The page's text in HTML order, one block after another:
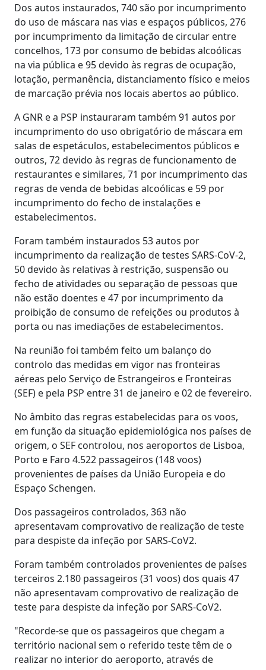
Dos autos instaurados, 740 são por incumprimento
do uso de máscara nas vias e espaços públicos, 276
por incumprimento da limitação de circular entre
concelhos, 173 por consumo de bebidas alcoólicas
na via pública e 95 devido às regras de ocupação,
lotação, permanência, distanciamento físico e meios
de marcação prévia nos locais abertos ao público.
A GNR e a PSP instauraram também 91 autos por
incumprimento do uso obrigatório de máscara em
salas de espetáculos, estabelecimentos públicos e
outros, 72 devido às regras de funcionamento de
restaurantes e similares, 71 por incumprimento das
regras de venda de bebidas alcoólicas e 59 por
incumprimento do fecho de instalações e
estabelecimentos.
Foram também instaurados 53 autos por
incumprimento da realização de testes SARS-CoV-2,
50 devido às relativas à restrição, suspensão ou
fecho de atividades ou separação de pessoas que
não estão doentes e 47 por incumprimento da
proibição de consumo de refeições ou produtos à
porta ou nas imediações de estabelecimentos.
Na reunião foi também feito um balanço do
controlo das medidas em vigor nas fronteiras
aéreas pelo Serviço de Estrangeiros e Fronteiras
(SEF) e pela PSP entre 31 de janeiro e 02 de fevereiro.
No âmbito das regras estabelecidas para os voos,
em função da situação epidemiológica nos países de
origem, o SEF controlou, nos aeroportos de Lisboa,
Porto e Faro 4.522 passageiros (148 voos)
provenientes de países da União Europeia e do
Espaço Schengen.
Dos passageiros controlados, 363 não
apresentavam comprovativo de realização de teste
para despiste da infeção por SARS-CoV2.
Foram também controlados provenientes de países
terceiros 2.180 passageiros (31 voos) dos quais 47
não apresentavam comprovativo de realização de
teste para despiste da infeção por SARS-CoV2.
"Recorde-se que os passageiros que chegam a
território nacional sem o referido teste têm de o
realizar no interior do aeroporto, através de